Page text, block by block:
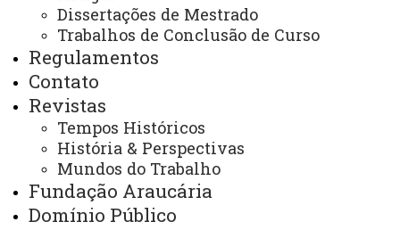
Dissertações de Mestrado
Trabalhos de Conclusão de Curso
Regulamentos
Contato
Revistas
Tempos Históricos
História & Perspectivas
Mundos do Trabalho
Fundação Araucária
Domínio Público
Inicial
Constituído em junho de 2006, o Laboratório de
Pesquisa "Trabalho e Movimentos Sociais" (LTMS),
órgão ligado ao Colegiado do Curso de Mestrado em